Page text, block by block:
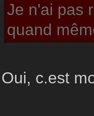
Je n'ai pas
quand
Oui, c.est